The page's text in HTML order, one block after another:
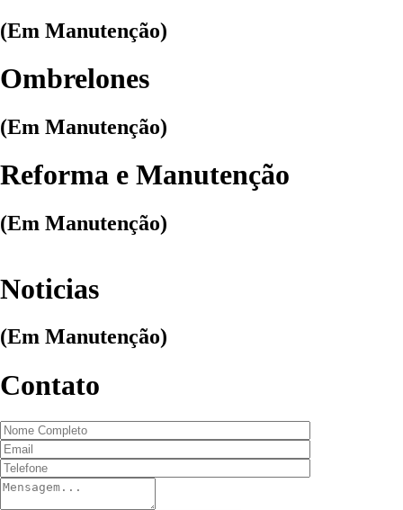
(Em Manutenção)
Ombrelones
(Em Manutenção)
Reforma e Manutenção
(Em Manutenção)
Noticias
(Em Manutenção)
Contato